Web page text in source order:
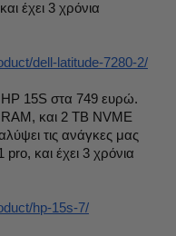
έχει 3 χρόνια
dell-latitude-7280-2/
HP 15S στα 749 ευρώ.
και 2 TB NVME
τις ανάγκες μας
και έχει 3 χρόνια
hp-15s-7/